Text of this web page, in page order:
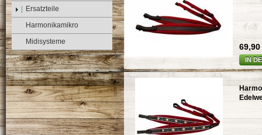
Ersatzteile
Harmonikamikro
Midisysteme
69,90
IN